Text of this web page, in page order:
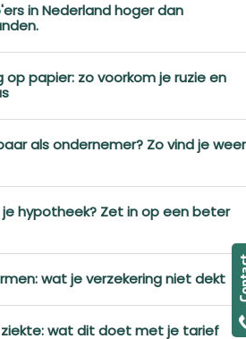
in Nederland hoger dan
op papier: zo voorkom je ruzie en
als ondernemer? Zo vind je weer
hypotheek? Zet in op een beter
wat je verzekering niet dekt
wat dit doet met je tarief